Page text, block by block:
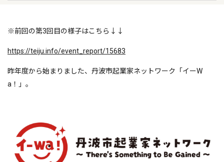
※前回の第3回目の様子はこちら↓↓
https://teiju.info/event_report/15683
昨年度から始まりました、丹波市起業家ネットワーク「イーW
a！」。